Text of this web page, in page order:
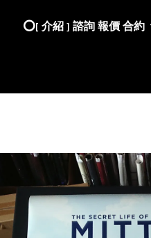
⭕️[ 介紹 ] 諮詢 報價 合約